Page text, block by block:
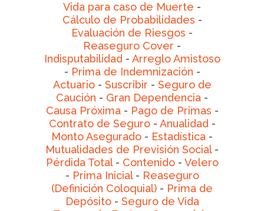
Vida para caso de Muerte -
Cálculo de Probabilidades -
Evaluación de Riesgos -
Reaseguro Cover -
Indisputabilidad - Arreglo Amistoso
- Prima de Indemnización -
Actuario- Suscribir - Seguro de
Caución - Gran Dependencia -
Causa Próxima- Pago de Primas -
Contrato de Seguro- Anualidad -
Monto Asegurado - Estadística -
Mutualidades de Previsión Social-
Pérdida Total- Contenido- Velero
- Prima Inicial- Reaseguro
(Definición Coloquial) - Prima de
Depósito- Seguro de Vida